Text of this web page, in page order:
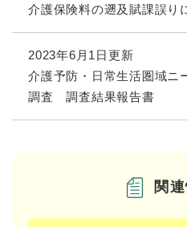
介護保険料の遡及賦課誤り
2023年6月1日更新
介護予防・日常生活圏域
調査 調査結果報告書
関